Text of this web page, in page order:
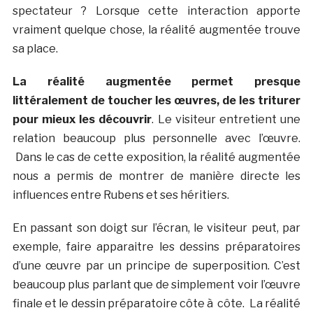
spectateur ? Lorsque cette interaction apporte
vraiment quelque chose, la réalité augmentée trouve
sa place.
La réalité augmentée permet presque
littéralement de toucher les œuvres, de les triturer
pour mieux les découvrir. Le visiteur entretient une
relation beaucoup plus personnelle avec l’œuvre.
Dans le cas de cette exposition, la réalité augmentée
nous a permis de montrer de manière directe les
influences entre Rubens et ses héritiers.
En passant son doigt sur l’écran, le visiteur peut, par
exemple, faire apparaitre les dessins préparatoires
d’une œuvre par un principe de superposition. C’est
beaucoup plus parlant que de simplement voir l’œuvre
finale et le dessin préparatoire côte à côte. La réalité